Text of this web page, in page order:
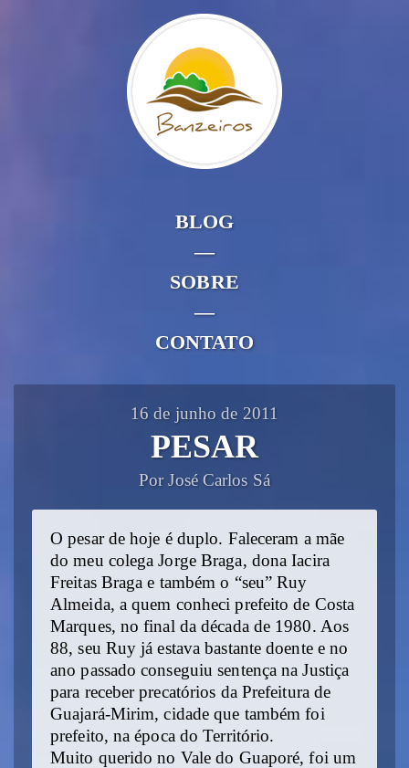
BLOG
—
SOBRE
—
CONTATO
16 de junho de 2011
PESAR
Por José Carlos Sá
O pesar de hoje é duplo. Faleceram a mãe
do meu colega Jorge Braga, dona Iacira
Freitas Braga e também o “seu” Ruy
Almeida, a quem conheci prefeito de Costa
Marques, no final da década de 1980. Aos
88, seu Ruy já estava bastante doente e no
ano passado conseguiu sentença na Justiça
para receber precatórios da Prefeitura de
Guajará-Mirim, cidade que também foi
prefeito, na época do Território.
Muito querido no Vale do Guaporé, foi um